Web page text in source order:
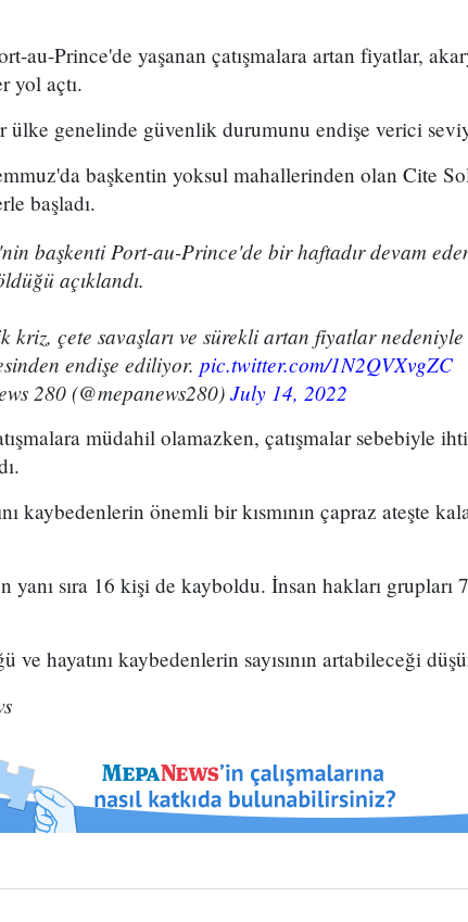
au-Prince'de yaşanan çatışmalara artan fiyatlar,
yol açtı.
ülke genelinde güvenlik durumunu endişe verici
başkentin yoksul mahallerinden olan Cite
başladı.
başkenti Port-au-Prince'de bir haftadır devam
açıklandı.
kriz, çete savaşları ve sürekli artan fiyatlar
endişe ediliyor. pic.twitter.com/1N2QVXvgZC
280 (@mepanews280)July 14, 2022
müdahil olamazken, çatışmalar sebebiyle
kaybedenlerin önemli bir kısmının çapraz ateşte
sıra 16 kişi de kayboldu. İnsan hakları grupları
ve hayatını kaybedenlerin sayısının artabileceği